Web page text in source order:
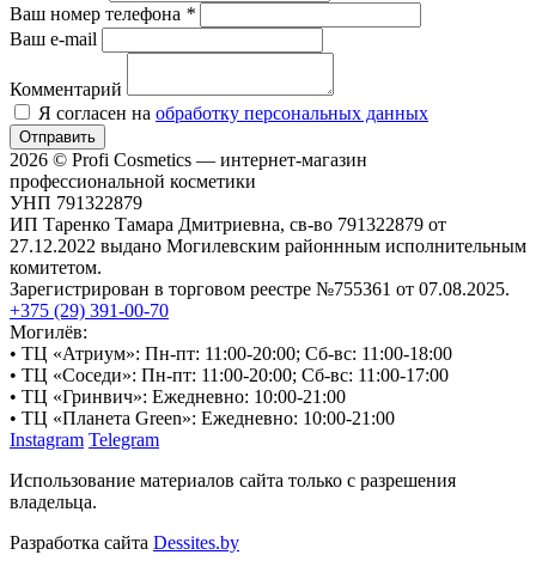
Ваш номер телефона *
Ваш e-mail
Комментарий
Я согласен на обработку персональных данных
Отправить
2026 © Profi Cosmetics — интернет-магазин
профессиональной косметики
УНП 791322879
ИП Таренко Тамара Дмитриевна, св-во 791322879 от
27.12.2022 выдано Могилевским районнным исполнительным
комитетом.
Зарегистрирован в торговом реестре №755361 от 07.08.2025.
+375 (29) 391-00-70
Могилёв:
• ТЦ «Атриум»: Пн-пт: 11:00-20:00; Сб-вс: 11:00-18:00
• ТЦ «Соседи»: Пн-пт: 11:00-20:00; Сб-вс: 11:00-17:00
• ТЦ «Гринвич»: Ежедневно: 10:00-21:00
• ТЦ «Планета Green»: Ежедневно: 10:00-21:00
Instagram Telegram
Использование материалов сайта только с разрешения
владельца.
Разработка сайта Dessites.by